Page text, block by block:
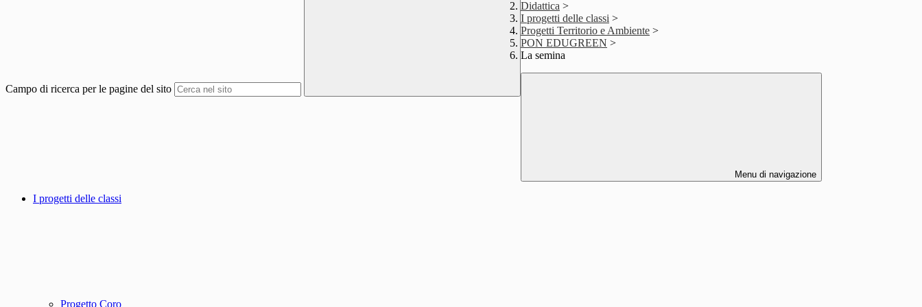
Campo di ricerca per le pagine del sito
Didattica >
I progetti delle classi >
Progetti Territorio e Ambiente >
PON EDUGREEN >
La semina
Menu di navigazione
I progetti delle classi
Progetto Coro